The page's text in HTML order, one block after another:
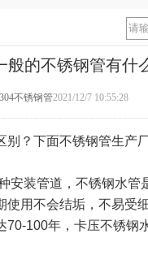
般的不锈钢管有什
304不锈钢管2021/12/7 10:55:28
别？下面不锈钢管生产
装管道， 不锈钢水管
用不会结垢，不易受
100年，卡压不锈钢